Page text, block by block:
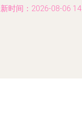
时间：2026-08-06